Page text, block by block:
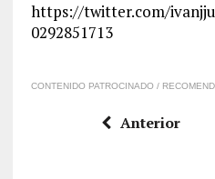
https://twitter.com/
0292851713
CONTENIDO PATROCINADO /
Anterior